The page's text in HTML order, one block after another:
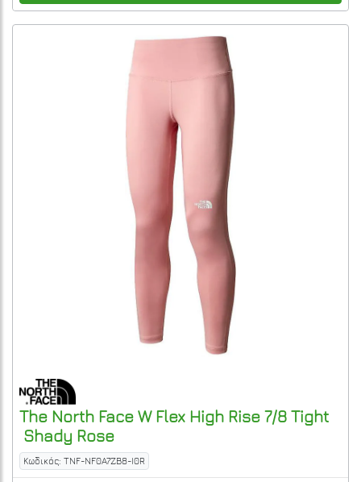
The North Face W Flex High Rise 7/8 Tight
Shady Rose
Κωδικός: TNF-NF0A7ZB8-I0R